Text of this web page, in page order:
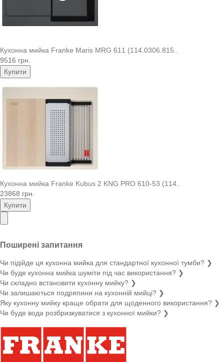
Кухонна мийка Franke Maris MRG 611 (114.0306.815..
9516 грн.
Купити
Кухонна мийка Franke Kubus 2 KNG PRO 610-53 (114..
23868 грн.
Купити
Поширені запитання
Чи підійде ця кухонна мийка для стандартної кухонної тумби? ❯
Чи буде кухонна мийка шуміти під час використання? ❯
Чи складно встановити кухонну мийку? ❯
Чи залишаються подряпини на кухонній мийці? ❯
Яку кухонну мийку краще обрати для щоденного використання? ❯
Чи буде вода розбризкуватися з кухонної мийки? ❯